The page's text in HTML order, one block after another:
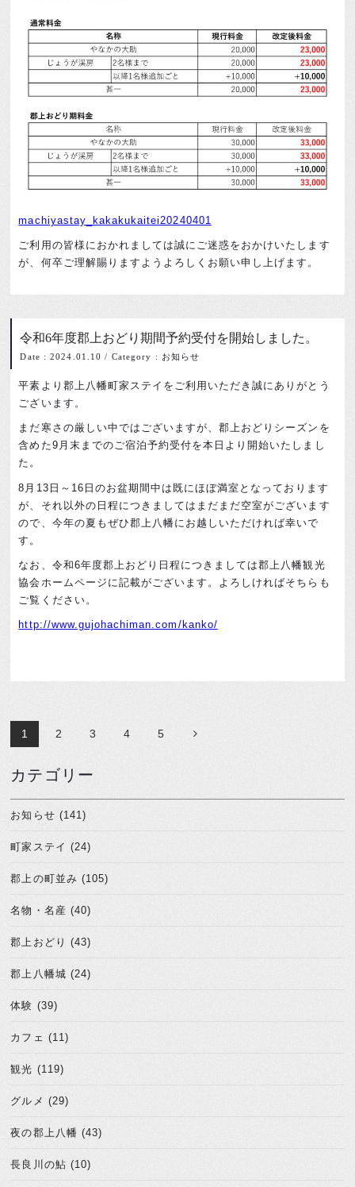
machiyastay_kakakukaitei20240401
ご利用の皆様におかれましては誠にご迷惑をおかけいたします
が、何卒ご理解賜りますようよろしくお願い申し上げます。
令和6年度郡上おどり期間予約受付を開始しました。
Date : 2024.01.10 / Category : お知らせ
平素より郡上八幡町家ステイをご利用いただき誠にありがとう
ございます。
まだ寒さの厳しい中ではございますが、郡上おどりシーズンを
含めた9月末までのご宿泊予約受付を本日より開始いたしまし
た。
8月13日～16日のお盆期間中は既にほぼ満室となっております
が、それ以外の日程につきましてはまだまだ空室がございます
ので、今年の夏もぜひ郡上八幡にお越しいただければ幸いで
す。
なお、令和6年度郡上おどり日程につきましては郡上八幡観光
協会ホームページに記載がございます。よろしければそちらも
ご覧ください。
http://www.gujohachiman.com/kanko/
1 2 3 4 5
カテゴリー
お知らせ (141)
町家ステイ (24)
郡上の町並み (105)
名物・名産 (40)
郡上おどり (43)
郡上八幡城 (24)
体験 (39)
カフェ (11)
観光 (119)
グルメ (29)
夜の郡上八幡 (43)
長良川の鮎 (10)